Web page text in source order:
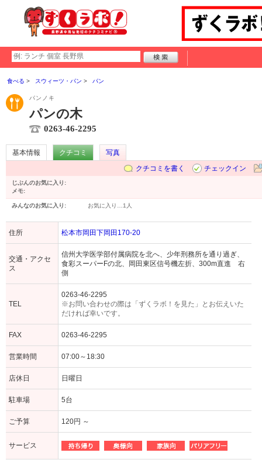
食べる スウィーツ・パン パン
パンノキ
パンの木
0263-46-2295
基本情報 クチコミ
写真
クチコミを書く
チェックイン
じぶんのお気に入り:
メモ:
みんなのお気に入り: お気に入り… 1人
住所 松本市岡田下岡田170-20
交通・アクセ
ス
信州大学医学部付属病院を北へ、少年刑務所を通り過ぎ、
食彩スーパーFの北、岡田東区信号機左折、300m直進 右
側
TEL
0263-46-2295
※お問い合わせの際は「ずくラボ！を見た」とお伝えいた
だければ幸いです。
FAX 0263-46-2295
営業時間 07:00～18:30
店休日 日曜日
駐車場 5台
ご予算 120円 ～
サービス